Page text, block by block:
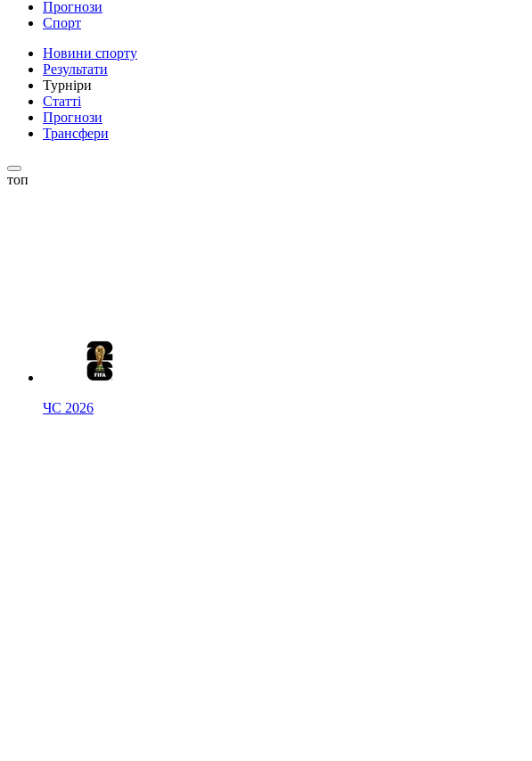
Прогнози
Спорт
Новини спорту
Результати
Турніри
Статті
Прогнози
Трансфери
топ
ЧС 2026